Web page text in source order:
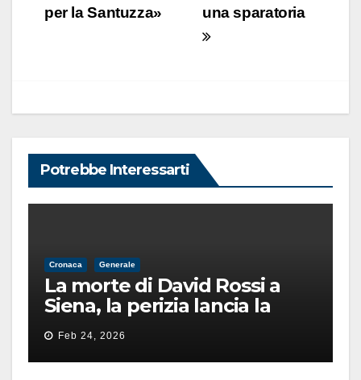
una sparatoria
per la Santuzza»
Potrebbe Interessarti
Cronaca Generale
La morte di David Rossi a
Siena, la perizia lancia la
pista di un’intimidazione
finita male
Feb 24, 2026